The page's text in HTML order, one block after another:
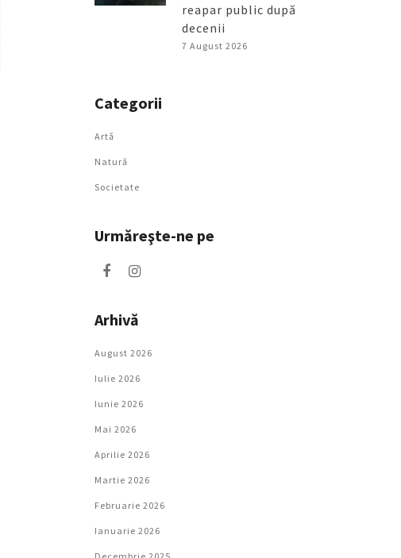
reapar public după
decenii
7 August 2026
Categorii
Artǎ
Natură
Societate
Urmăreşte-ne pe
Arhivă
August 2026
Iulie 2026
Iunie 2026
Mai 2026
Aprilie 2026
Martie 2026
Februarie 2026
Ianuarie 2026